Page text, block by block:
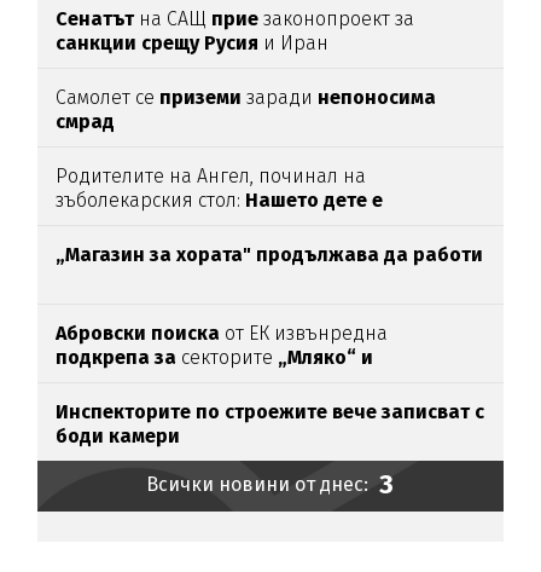
Сенатътна САЩ прие законопроект за
санкции срещу Русия и Иран
Самолет се приземи заради непоносима
смрад
Родителите на Ангел, починал на
зъболекарския стол: Нашето дете е
антидотътнаупойката
„Магазин за хората" продължава да работи
Абровски поиска от ЕК извънредна
подкрепа за секторите „Мляко“ и
Инспекторите по строежите вече записват с
боди камери
Всички новини от днес: 3